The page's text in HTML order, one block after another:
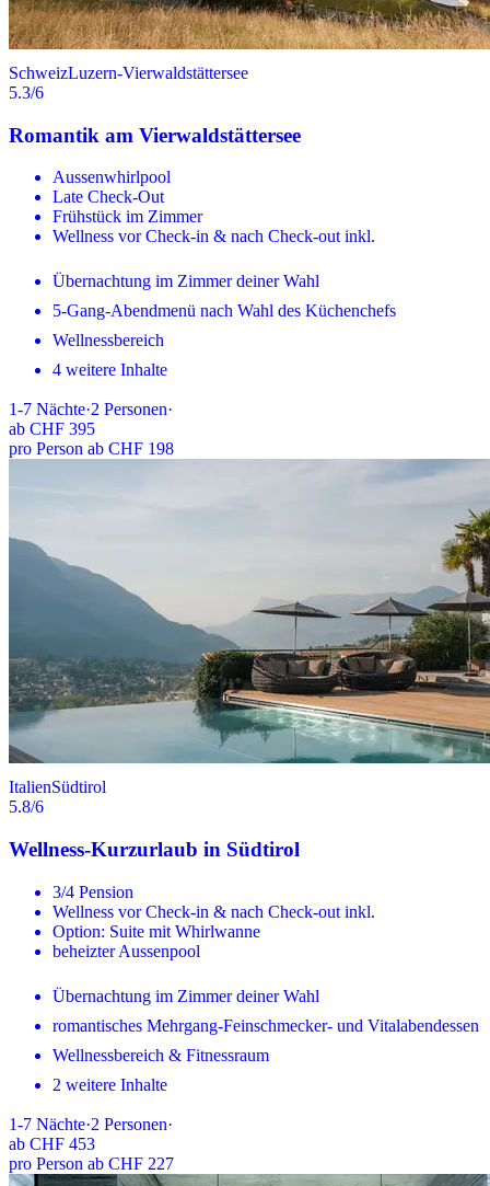
SchweizLuzern-Vierwaldstättersee
5.3/6
Romantik am Vierwaldstättersee
Aussenwhirlpool
Late Check-Out
Frühstück im Zimmer
Wellness vor Check-in & nach Check-out inkl.
Übernachtung im Zimmer deiner Wahl
5-Gang-Abendmenü nach Wahl des Küchenchefs
Wellnessbereich
4 weitere Inhalte
1-7 Nächte·2 Personen·
ab CHF 395
pro Person ab CHF 198
ItalienSüdtirol
5.8/6
Wellness-Kurzurlaub in Südtirol
3/4 Pension
Wellness vor Check-in & nach Check-out inkl.
Option: Suite mit Whirlwanne
beheizter Aussenpool
Übernachtung im Zimmer deiner Wahl
romantisches Mehrgang-Feinschmecker- und Vitalabendessen
Wellnessbereich & Fitnessraum
2 weitere Inhalte
1-7 Nächte·2 Personen·
ab CHF 453
pro Person ab CHF 227